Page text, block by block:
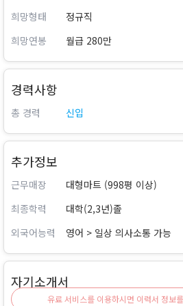
희망형태
정규직
희망연봉
월급 280만
경력사항
총 경력 신입
추가정보
근무매장
대형마트 (998평 이상)
최종학력
대학(2,3년)졸
외국어능력
영어 > 일상 의사소통 가능
자기소개서
유료 서비스를 이용하시면 이력서 정보